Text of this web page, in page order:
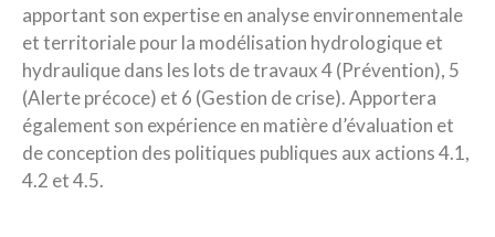
apportant son expertise en analyse environnementale
et territoriale pour la modélisation hydrologique et
hydraulique dans les lots de travaux 4 (Prévention), 5
(Alerte précoce) et 6 (Gestion de crise). Apportera
également son expérience en matière d’évaluation et
de conception des politiques publiques aux actions 4.1,
4.2 et 4.5.